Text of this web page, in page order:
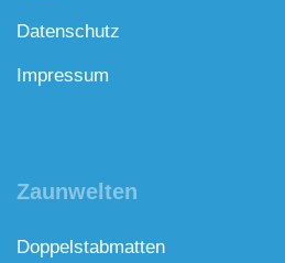
Datenschutz
Impressum
Zaunwelten
Doppelstabmatten